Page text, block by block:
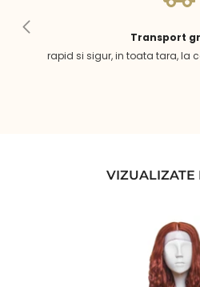
Transport
rapid si sigur, in toata tara, la
VIZUALIZATE